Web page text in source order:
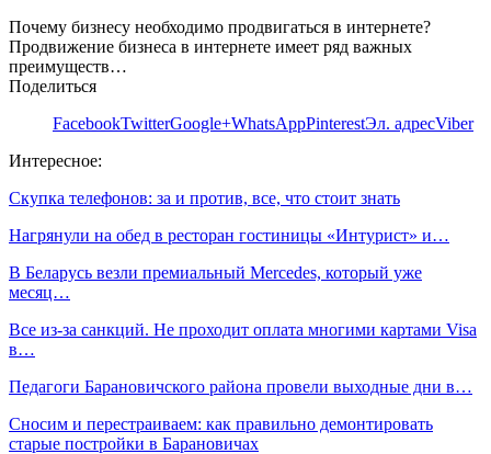
Почему бизнесу необходимо продвигаться в интернете?
Продвижение бизнеса в интернете имеет ряд важных
преимуществ…
Поделиться
FacebookTwitterGoogle+WhatsAppPinterestЭл. адресViber
Интересное:
Скупка телефонов: за и против, все, что стоит знать
Нагрянули на обед в ресторан гостиницы «Интурист» и…
В Беларусь везли премиальный Mercedes, который уже
месяц…
Все из-за санкций. Не проходит оплата многими картами Visa
в…
Педагоги Барановичского района провели выходные дни в…
Сносим и перестраиваем: как правильно демонтировать
старые постройки в Барановичах